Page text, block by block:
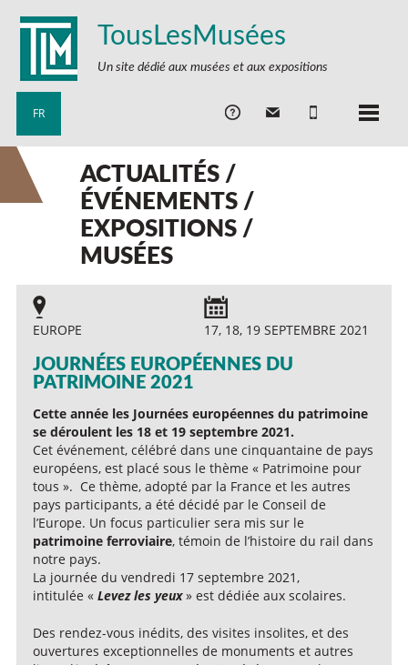
TousLesMusées
Un site dédié aux musées et aux expositions
FR
ACTUALITÉS /
ÉVÉNEMENTS /
EXPOSITIONS /
MUSÉES
EUROPE 17, 18, 19 SEPTEMBRE 2021
JOURNÉES EUROPÉENNES DU
PATRIMOINE 2021
Cette année les Journées européennes du patrimoine
se déroulent les 18 et 19 septembre 2021.
Cet événement, célébré dans une cinquantaine de pays
européens, est placé sous le thème « Patrimoine pour
tous ». Ce thème, adopté par la France et les autres
pays participants, a été décidé par le Conseil de
l’Europe. Un focus particulier sera mis sur le
patrimoine ferroviaire, témoin de l’histoire du rail dans
notre pays.
La journée du vendredi 17 septembre 2021,
intitulée « Levez les yeux» est dédiée aux scolaires.
Des rendez-vous inédits, des visites insolites, et des
ouvertures exceptionnelles de monuments et autres